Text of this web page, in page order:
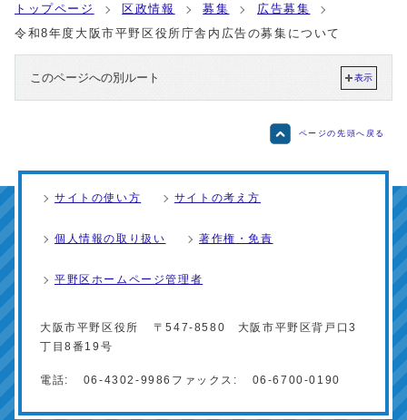
トップページ 区政情報 募集
広告募集
令和8年度大阪市平野区役所庁舎内広告の募集について
このページへの別ルート 表示
ページの先頭へ戻る
サイトの使い方 サイトの考え方
個人情報の取り扱い 著作権・免責
平野区ホームページ管理者
大阪市平野区役所
〒547-8580 大阪市平野区背戸口3
丁目8番19号
電話: 06-4302-9986 ファックス: 06-6700-0190